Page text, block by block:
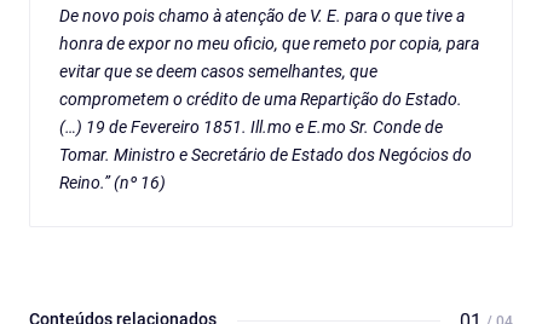
De novo pois chamo à atenção de V. E. para o que tive a
honra de expor no meu oficio, que remeto por copia, para
evitar que se deem casos semelhantes, que
comprometem o crédito de uma Repartição do Estado.
(…) 19 de Fevereiro 1851. Ill.mo e E.mo Sr. Conde de
Tomar. Ministro e Secretário de Estado dos Negócios do
Reino.” (nº 16)
Conteúdos relacionados